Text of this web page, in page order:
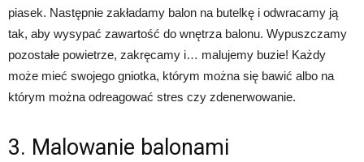
piasek. Następnie zakładamy balon na butelkę i odwracamy ją
tak, aby wysypać zawartość do wnętrza balonu. Wypuszczamy
pozostałe powietrze, zakręcamy i… malujemy buzie! Każdy
może mieć swojego gniotka, którym można się bawić albo na
którym można odreagować stres czy zdenerwowanie.
3. Malowanie balonami